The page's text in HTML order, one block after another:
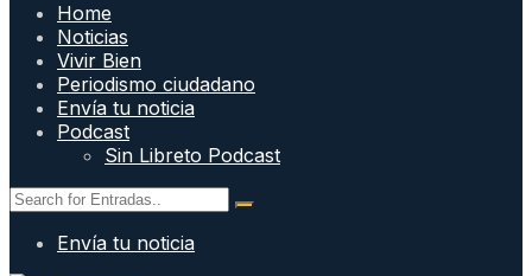
Home
Noticias
Vivir Bien
Periodismo ciudadano
Envía tu noticia
Podcast
Sin Libreto Podcast
Envía tu noticia